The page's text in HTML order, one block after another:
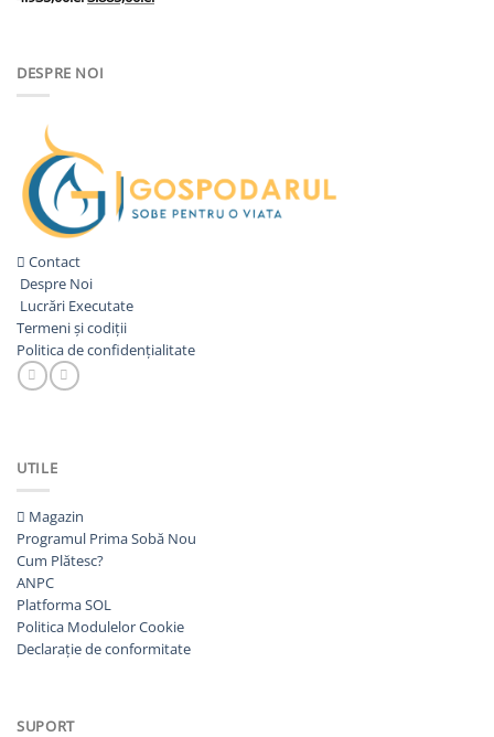
4.935,00lei.
DESPRE NOI
Contact
Despre Noi
Lucrări Executate
Termeni și codiții
Politica de confidențialitate
UTILE
Magazin
Programul Prima Sobă
Cum Plătesc?
ANPC
Platforma SOL
Politica Modulelor Cookie
Declarație de conformitate
SUPORT